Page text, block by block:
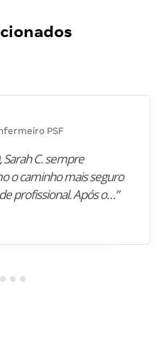
PSF
Sarah C. sempre
o caminho mais seguro
profissional. Após o…”